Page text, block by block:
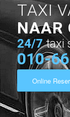
TAXI
NAAR
24/7 taxi
010-
Online